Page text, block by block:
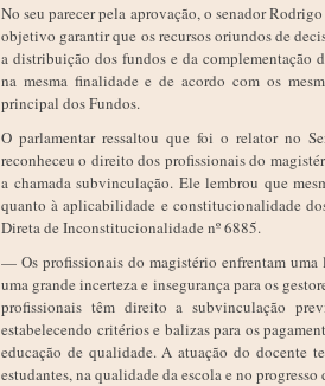
No seu parecer pela aprovação, o senador
objetivo garantir que os recursos oriundos de
a distribuição dos fundos e da complementação
na mesma finalidade e de acordo com os
principal dos Fundos.
O parlamentar ressaltou que foi o relator no
reconheceu o direito dos profissionais do
a chamada subvinculação. Ele lembrou que
quanto à aplicabilidade e constitucionalidade
Direta de Inconstitucionalidade nº 6885.
— Os profissionais do magistério enfrentam
uma grande incerteza e insegurança para os
profissionais têm direito a subvinculação
estabelecendo critérios e balizas para os
educação de qualidade. A atuação do docente
estudantes, na qualidade da escola e no